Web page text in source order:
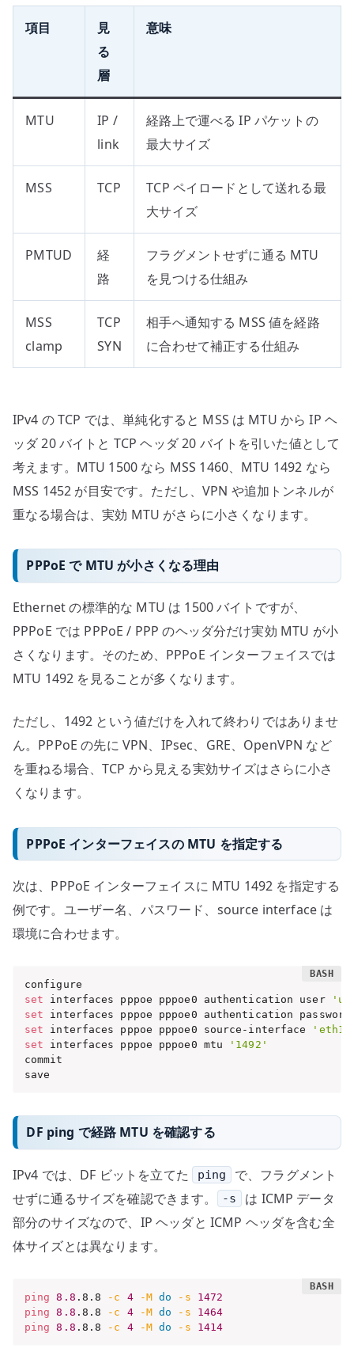
項目
見
る
層
意味
MTU
IP /
link
経路上で運べる IP パケットの
最大サイズ
MSS TCP
TCP ペイロードとして送れる最
大サイズ
PMTUD
経
路
フラグメントせずに通る MTU
を見つける仕組み
MSS
clamp
TCP
SYN
相手へ通知する MSS 値を経路
に合わせて補正する仕組み
IPv4 の TCP では、単純化すると MSS は MTU から IP ヘ
ッダ 20 バイトと TCP ヘッダ 20 バイトを引いた値として
考えます。MTU 1500 なら MSS 1460、MTU 1492 なら
MSS 1452 が目安です。ただし、VPN や追加トンネルが
重なる場合は、実効 MTU がさらに小さくなります。
PPPoE で MTU が小さくなる理由
Ethernet の標準的な MTU は 1500 バイトですが、
PPPoE では PPPoE / PPP のヘッダ分だけ実効 MTU が小
さくなります。そのため、PPPoE インターフェイスでは
MTU 1492 を見ることが多くなります。
ただし、1492 という値だけを入れて終わりではありませ
ん。PPPoE の先に VPN、IPsec、GRE、OpenVPN など
を重ねる場合、TCP から見える実効サイズはさらに小さ
くなります。
PPPoE インターフェイスの MTU を指定する
次は、PPPoE インターフェイスに MTU 1492 を指定する
例です。ユーザー名、パスワード、source interface は
環境に合わせます。
set interfaces pppoe pppoe0 authentication user
set interfaces pppoe pppoe0 authentication
set interfaces pppoe pppoe0 source-interface
'eth1'
set interfaces pppoe pppoe0 mtu
'1492'
commit
save
DF ping で経路 MTU を確認する
IPv4 では、DF ビットを立てた ping
で、フラグメント
せずに通るサイズを確認できます。
-s
は ICMP データ
部分のサイズなので、IP ヘッダと ICMP ヘッダを含む全
体サイズとは異なります。
ping 8.8 .8.8 -c 4 -M do -s
1472
ping
8.8 .8.8 -c 4 -M do -s
1464
ping
8.8 .8.8 -c 4 -M do -s 1414